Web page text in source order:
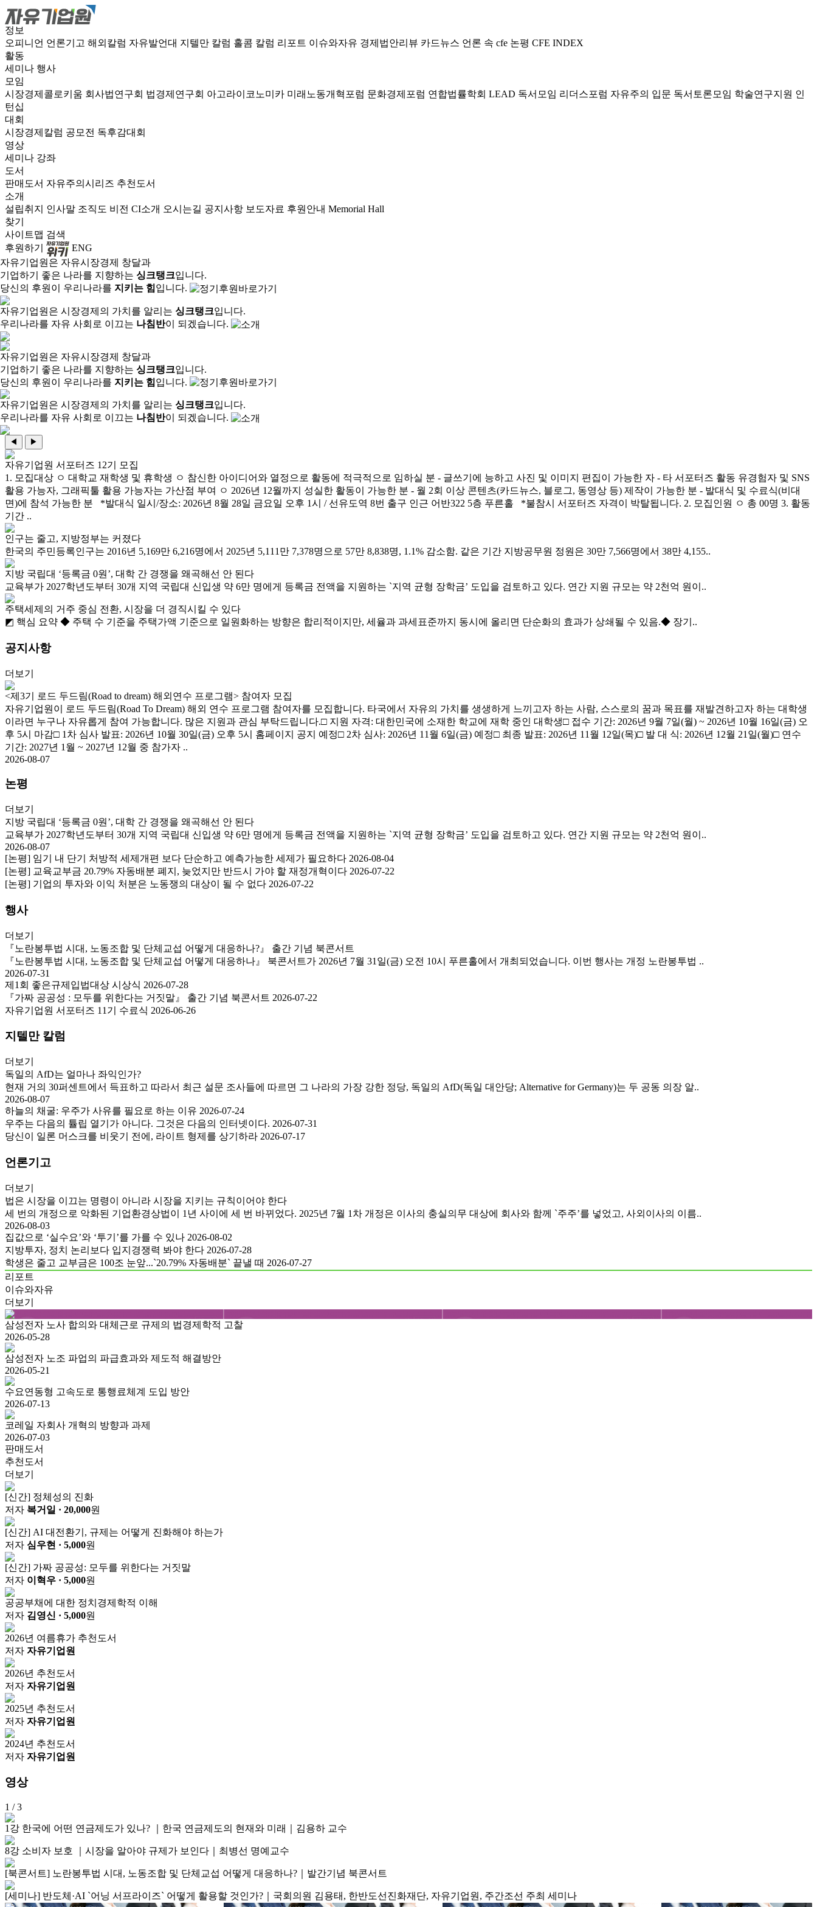
정보
오피니언 언론기고 해외칼럼 자유발언대 지텔만 칼럼 홀콤 칼럼 리포트 이슈와자유 경제법안리뷰 카드뉴스 언론 속 cfe 논평 CFE INDEX
활동
세미나 행사
모임
시장경제콜로키움 회사법연구회 법경제연구회 아고라이코노미카 미래노동개혁포럼 문화경제포럼 연합법률학회 LEAD 독서모임 리더스포럼 자유주의 입문 독서토론모임 학술연구지원 인
턴십
대회
시장경제칼럼 공모전 독후감대회
영상
세미나 강좌
도서
판매도서 자유주의시리즈 추천도서
소개
설립취지 인사말 조직도 비전 CI소개 오시는길 공지사항 보도자료 후원안내 Memorial Hall
찾기
사이트맵 검색
후원하기
ENG
자유기업원은 자유시장경제 창달과
기업하기 좋은 나라를 지향하는 싱크탱크입니다.
당신의 후원이 우리나라를 지키는 힘입니다.
자유기업원은 시장경제의 가치를 알리는 싱크탱크입니다.
우리나라를 자유 사회로 이끄는 나침반이 되겠습니다.
자유기업원은 자유시장경제 창달과
기업하기 좋은 나라를 지향하는 싱크탱크입니다.
당신의 후원이 우리나라를 지키는 힘입니다.
자유기업원은 시장경제의 가치를 알리는 싱크탱크입니다.
우리나라를 자유 사회로 이끄는 나침반이 되겠습니다.
◀ ▶
자유기업원 서포터즈 12기 모집
1. 모집대상 ㅇ 대학교 재학생 및 휴학생 ㅇ 참신한 아이디어와 열정으로 활동에 적극적으로 임하실 분 - 글쓰기에 능하고 사진 및 이미지 편집이 가능한 자 - 타 서포터즈 활동 유경험자 및 SNS
활용 가능자, 그래픽툴 활용 가능자는 가산점 부여 ㅇ 2026년 12월까지 성실한 활동이 가능한 분 - 월 2회 이상 콘텐츠(카드뉴스, 블로그, 동영상 등) 제작이 가능한 분 - 발대식 및 수료식(비대
면)에 참석 가능한 분 *발대식 일시/장소: 2026년 8월 28일 금요일 오후 1시 / 선유도역 8번 출구 인근 어반322 5층 푸른홀 *불참시 서포터즈 자격이 박탈됩니다. 2. 모집인원 ㅇ 총 00명 3. 활동
기간 ..
인구는 줄고, 지방정부는 커졌다
한국의 주민등록인구는 2016년 5,169만 6,216명에서 2025년 5,111만 7,378명으로 57만 8,838명, 1.1% 감소함. 같은 기간 지방공무원 정원은 30만 7,566명에서 38만 4,155..
지방 국립대 ‘등록금 0원’, 대학 간 경쟁을 왜곡해선 안 된다
교육부가 2027학년도부터 30개 지역 국립대 신입생 약 6만 명에게 등록금 전액을 지원하는 `지역 균형 장학금’ 도입을 검토하고 있다. 연간 지원 규모는 약 2천억 원이..
주택세제의 거주 중심 전환, 시장을 더 경직시킬 수 있다
◩ 핵심 요약 ◆ 주택 수 기준을 주택가액 기준으로 일원화하는 방향은 합리적이지만, 세율과 과세표준까지 동시에 올리면 단순화의 효과가 상쇄될 수 있음.◆ 장기..
공지사항
더보기
<제3기 로드 두드림(Road to dream) 해외연수 프로그램> 참여자 모집
자유기업원이 로드 두드림(Road To Dream) 해외 연수 프로그램 참여자를 모집합니다. 타국에서 자유의 가치를 생생하게 느끼고자 하는 사람, 스스로의 꿈과 목표를 재발견하고자 하는 대학생
이라면 누구나 자유롭게 참여 가능합니다. 많은 지원과 관심 부탁드립니다.□ 지원 자격: 대한민국에 소재한 학교에 재학 중인 대학생□ 접수 기간: 2026년 9월 7일(월) ~ 2026년 10월 16일(금) 오
후 5시 마감□ 1차 심사 발표: 2026년 10월 30일(금) 오후 5시 홈페이지 공지 예정□ 2차 심사: 2026년 11월 6일(금) 예정□ 최종 발표: 2026년 11월 12일(목)□ 발 대 식: 2026년 12월 21일(월)□ 연수
기간: 2027년 1월 ~ 2027년 12월 중 참가자 ..
2026-08-07
논평
더보기
지방 국립대 ‘등록금 0원’, 대학 간 경쟁을 왜곡해선 안 된다
교육부가 2027학년도부터 30개 지역 국립대 신입생 약 6만 명에게 등록금 전액을 지원하는 `지역 균형 장학금’ 도입을 검토하고 있다. 연간 지원 규모는 약 2천억 원이..
2026-08-07
[논평] 임기 내 단기 처방적 세제개편 보다 단순하고 예측가능한 세제가 필요하다 2026-08-04
[논평] 교육교부금 20.79% 자동배분 폐지, 늦었지만 반드시 가야 할 재정개혁이다 2026-07-22
[논평] 기업의 투자와 이익 처분은 노동쟁의 대상이 될 수 없다 2026-07-22
행사
더보기
『노란봉투법 시대, 노동조합 및 단체교섭 어떻게 대응하나?』 출간 기념 북콘서트
『노란봉투법 시대, 노동조합 및 단체교섭 어떻게 대응하나』 북콘서트가 2026년 7월 31일(금) 오전 10시 푸른홀에서 개최되었습니다. 이번 행사는 개정 노란봉투법 ..
2026-07-31
제1회 좋은규제입법대상 시상식 2026-07-28
『가짜 공공성 : 모두를 위한다는 거짓말』 출간 기념 북콘서트 2026-07-22
자유기업원 서포터즈 11기 수료식 2026-06-26
지텔만 칼럼
더보기
독일의 AfD는 얼마나 좌익인가?
현재 거의 30퍼센트에서 득표하고 따라서 최근 설문 조사들에 따르면 그 나라의 가장 강한 정당, 독일의 AfD(독일 대안당; Alternative for Germany)는 두 공동 의장 알..
2026-08-07
하늘의 채굴: 우주가 사유를 필요로 하는 이유 2026-07-24
우주는 다음의 튤립 열기가 아니다. 그것은 다음의 인터넷이다. 2026-07-31
당신이 일론 머스크를 비웃기 전에, 라이트 형제를 상기하라 2026-07-17
언론기고
더보기
법은 시장을 이끄는 명령이 아니라 시장을 지키는 규칙이어야 한다
세 번의 개정으로 악화된 기업환경상법이 1년 사이에 세 번 바뀌었다. 2025년 7월 1차 개정은 이사의 충실의무 대상에 회사와 함께 `주주’를 넣었고, 사외이사의 이름..
2026-08-03
집값으로 ‘실수요’와 ‘투기’를 가를 수 있나 2026-08-02
지방투자, 정치 논리보다 입지경쟁력 봐야 한다 2026-07-28
학생은 줄고 교부금은 100조 눈앞...`20.79% 자동배분` 끝낼 때 2026-07-27
리포트
이슈와자유
더보기
삼성전자 노사 합의와 대체근로 규제의 법경제학적 고찰
2026-05-28
삼성전자 노조 파업의 파급효과와 제도적 해결방안
2026-05-21
수요연동형 고속도로 통행료체계 도입 방안
2026-07-13
코레일 자회사 개혁의 방향과 과제
2026-07-03
판매도서
추천도서
더보기
[신간] 정체성의 진화
저자 복거일 · 20,000원
[신간] AI 대전환기, 규제는 어떻게 진화해야 하는가
저자 심우현 · 5,000원
[신간] 가짜 공공성: 모두를 위한다는 거짓말
저자 이혁우 · 5,000원
공공부채에 대한 정치경제학적 이해
저자 김영신 · 5,000원
2026년 여름휴가 추천도서
저자 자유기업원
2026년 추천도서
저자 자유기업원
2025년 추천도서
저자 자유기업원
2024년 추천도서
저자 자유기업원
영상
1 / 3
1강 한국에 어떤 연금제도가 있나? ｜한국 연금제도의 현재와 미래｜김용하 교수
8강 소비자 보호 ｜시장을 알아야 규제가 보인다｜최병선 명예교수
[북콘서트] 노란봉투법 시대, 노동조합 및 단체교섭 어떻게 대응하나?｜발간기념 북콘서트
[세미나] 반도체·AI `어닝 서프라이즈` 어떻게 활용할 것인가?｜국회의원 김용태, 한반도선진화재단, 자유기업원, 주간조선 주최 세미나